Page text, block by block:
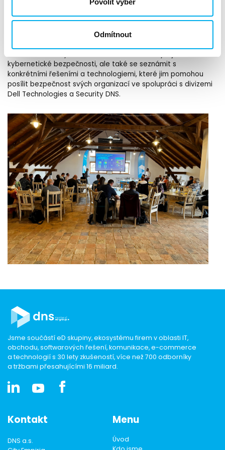
Odmítnout
Akce v Dvoře Perlova Voda byla významným krokem směrem
k lepší ochraně kybernetického prostoru v době, kdy se
kybernetické hrozby stávají stále sofistikovanějšími a
rozsáhlejšími. Účastníci měli možnost nejen získat cenné
informace o nových směrnicích a zákonech týkajících se
kybernetické bezpečnosti, ale také se seznámit s
konkrétními řešeními a technologiemi, které jim pomohou
posílit bezpečnost svých organizací ve spolupráci s divizemi
Dell Technologies a Security DNS.
Jsme součástí eD skupiny, ekosystému firem v oblasti IT,
obchodu, softwarových řešení, komunikace, e-commerce
a technologií s 30 lety zkušeností, více než 700 odborníky
a tržbami přesahujícími 16 miliard.
Kontakt
DNS a.s.
Menu
Úvod